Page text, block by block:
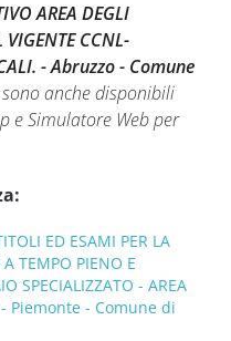
AREA DEGLI
VIGENTE CCNL-
- Abruzzo - Comune
anche disponibili
e Simulatore Web per
ED ESAMI PER LA
TEMPO PIENO E
SPECIALIZZATO - AREA
- Piemonte - Comune di